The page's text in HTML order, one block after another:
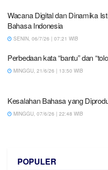
Wacana Digital dan Dinamika
Bahasa Indonesia
SENIN, 06/7/26 | 07:21 WIB
Perbedaan kata “bantu” dan
MINGGU, 21/6/26 | 13:50 WIB
Kesalahan Bahasa yang
MINGGU, 07/6/26 | 22:48 WIB
POPULER